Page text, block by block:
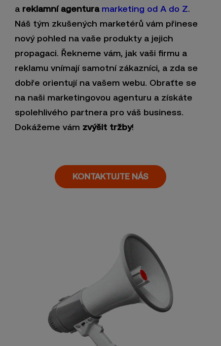
a reklamní agentura marketing od A do Z.
Náš tým zkušených marketérů vám přinese
nový pohled na vaše produkty a jejich
propagaci. Řekneme vám, jak vaši firmu a
reklamu vnímají samotní zákazníci, a zda se
dobře orientují na vašem webu. Obraťte se
na naši marketingovou agenturu a získáte
spolehlivého partnera pro váš business.
Dokážeme vám zvýšit tržby!
KONTAKTUJTE NÁS